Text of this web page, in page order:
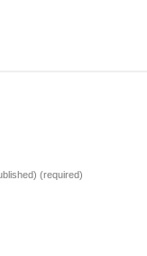
(required)